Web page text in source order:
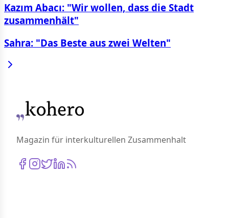
Kazım Abacı: "Wir wollen, dass die Stadt
zusammenhält"
Sahra: "Das Beste aus zwei Welten"
Magazin für interkulturellen Zusammenhalt